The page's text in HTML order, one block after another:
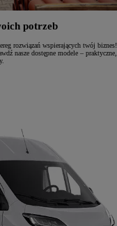
potrzeb
rozwiązań wspierających twój biznes!
nasze dostępne modele – praktyczne,